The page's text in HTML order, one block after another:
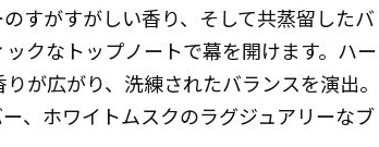
すがすがしい香り、そして共蒸留したバ
クなトップノートで幕を開けます。ハー
が広がり、洗練されたバランスを演出。
、ホワイトムスクのラグジュアリーなブ